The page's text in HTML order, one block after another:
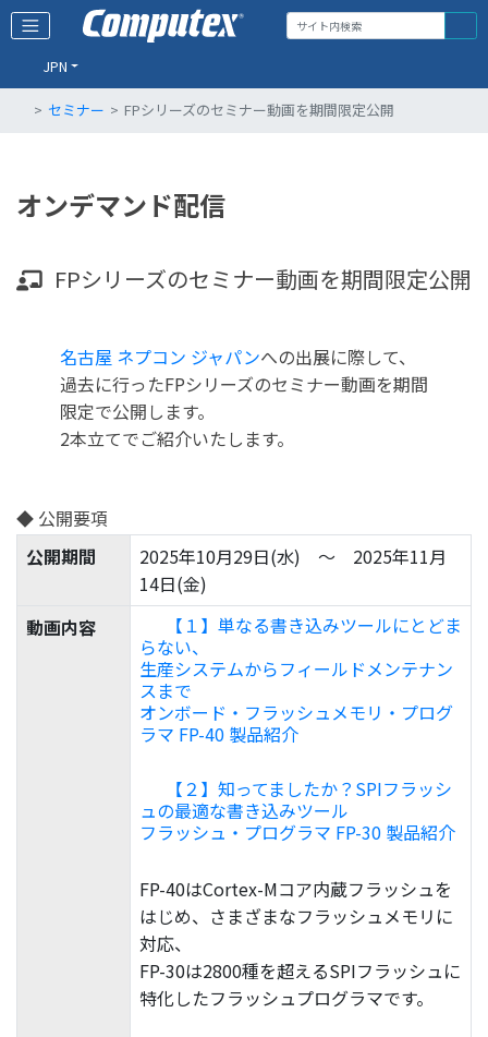
JPN
セミナー FPシリーズのセミナー動画を期間限定公開
オンデマンド配信
FPシリーズのセミナー動画を期間限定公開
名古屋 ネプコン ジャパンへの出展に際して、
過去に行ったFPシリーズのセミナー動画を期間
限定で公開します。
2本立てでご紹介いたします。
◆ 公開要項
公開期間
2025年10月29日(水) ～ 2025年11月
14日(金)
動画内容
【１】単なる書き込みツールにとどま
らない、
生産システムからフィールドメンテナン
スまで
オンボード・フラッシュメモリ・プログ
ラマ FP-40 製品紹介
【２】知ってましたか？SPIフラッシ
ュの最適な書き込みツール
フラッシュ・プログラマ FP-30 製品紹介
FP-40はCortex-Mコア内蔵フラッシュを
はじめ、さまざまなフラッシュメモリに
対応、
FP-30は2800種を超えるSPIフラッシュに
特化したフラッシュプログラマです。